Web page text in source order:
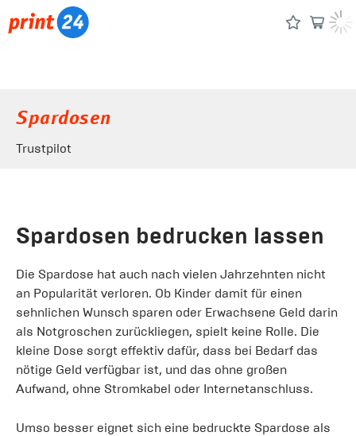
Spardosen
Trustpilot
Spardosen bedrucken lassen
Die Spardose hat auch nach vielen Jahrzehnten nicht
an Popularität verloren. Ob Kinder damit für einen
sehnlichen Wunsch sparen oder Erwachsene Geld darin
als Notgroschen zurückliegen, spielt keine Rolle. Die
kleine Dose sorgt effektiv dafür, dass bei Bedarf das
nötige Geld verfügbar ist, und das ohne großen
Aufwand, ohne Stromkabel oder Internetanschluss.
Umso besser eignet sich eine bedruckte Spardose als